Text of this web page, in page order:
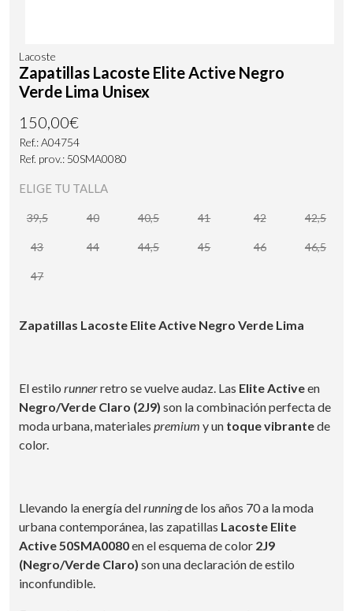
Lacoste
Zapatillas Lacoste Elite Active Negro
Verde Lima Unisex
150,00€
Ref.: A04754
Ref. prov.: 50SMA0080
ELIGE TU TALLA
39,5 40 40,5 41 42 42,5
43 44 44,5 45 46 46,5
47
Zapatillas Lacoste Elite Active Negro Verde Lima
El estilo runnerretro se vuelve audaz. Las Elite Activeen
Negro/Verde Claro (2J9) son la combinación perfecta de
moda urbana, materiales premium y un toque vibrantede
color.
Llevando la energía delrunningde los años 70 a la moda
urbana contemporánea, las zapatillas Lacoste Elite
Active 50SMA0080en el esquema de color 2J9
(Negro/Verde Claro) son una declaración de estilo
inconfundible.